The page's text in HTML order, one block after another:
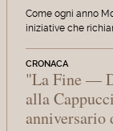
Come ogni anno
iniziative che
CRONACA
"La Fine —
alla